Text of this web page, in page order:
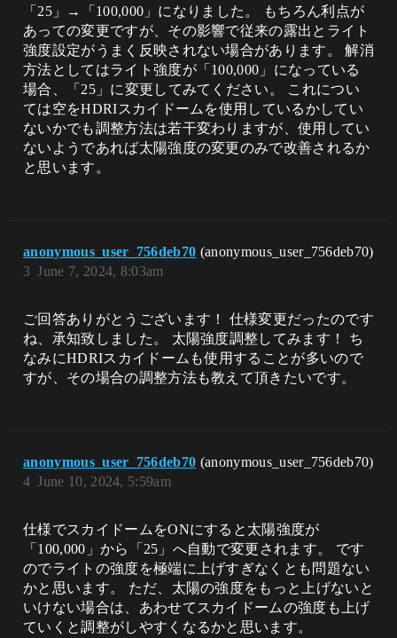
「25」→「100,000」になりました。 もちろん利点が
あっての変更ですが、その影響で従来の露出とライト
強度設定がうまく反映されない場合があります。 解消
方法としてはライト強度が「100,000」になっている
場合、「25」に変更してみてください。 これについ
ては空をHDRIスカイドームを使用しているかしてい
ないかでも調整方法は若干変わりますが、使用してい
ないようであれば太陽強度の変更のみで改善されるか
と思います。
anonymous_user_756deb70 (anonymous_user_756deb70)
June 7, 2024, 8:03am
3
ご回答ありがとうございます！ 仕様変更だったのです
ね、承知致しました。 太陽強度調整してみます！​ ち
なみにHDRIスカイドームも使用することが多いので
すが、その場合の調整方法も教えて頂きたいです。​
anonymous_user_756deb70 (anonymous_user_756deb70)
June 10, 2024, 5:59am
4
仕様でスカイドームをONにすると太陽強度が
「100,000」から「25」へ自動で変更されます。 です
のでライトの強度を極端に上げすぎなくとも問題ない
かと思います。 ただ、太陽の強度をもっと上げないと
いけない場合は、あわせてスカイドームの強度も上げ
ていくと調整がしやすくなるかと思います。